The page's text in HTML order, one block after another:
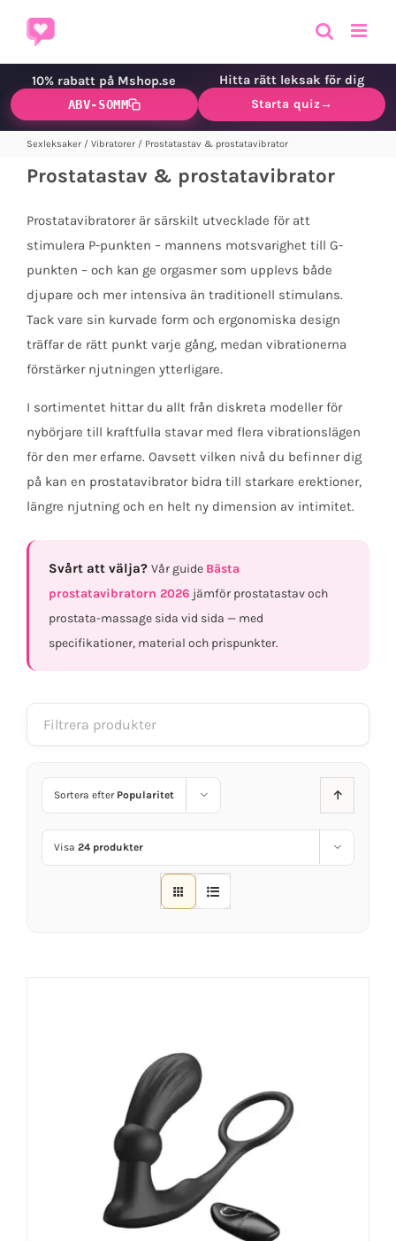
innehållet
10% rabatt på Mshop.se
ABV-SOMM
Hitta rätt leksak för dig
Starta quiz→
Sexleksaker/ Vibratorer/ Prostatastav & prostatavibrator
Prostatastav & prostatavibrator
Prostatavibratorer är särskilt utvecklade för att
stimulera P-punkten – mannens motsvarighet till G-
punkten – och kan ge orgasmer som upplevs både
djupare och mer intensiva än traditionell stimulans.
Tack vare sin kurvade form och ergonomiska design
träffar de rätt punkt varje gång, medan vibrationerna
förstärker njutningen ytterligare.
I sortimentet hittar du allt från diskreta modeller för
nybörjare till kraftfulla stavar med flera vibrationslägen
för den mer erfarne. Oavsett vilken nivå du befinner dig
på kan en prostatavibrator bidra till starkare erektioner,
längre njutning och en helt ny dimension av intimitet.
Svårt att välja? Vår guide Bästa
prostatavibratorn 2026 jämför prostatastav och
prostata-massage sida vid sida — med
specifikationer, material och prispunkter.
Sortera efter Popularitet
Visa 24 produkter